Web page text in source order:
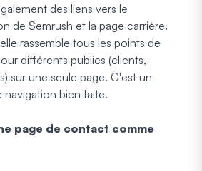
des liens vers le
de Semrush et la page carrière.
rassemble tous les points de
différents publics (clients,
sur une seule page. C'est un
navigation bien faite.
page de contact comme